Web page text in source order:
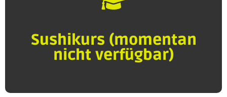
Sushikurs (momentan
nicht verfügbar)